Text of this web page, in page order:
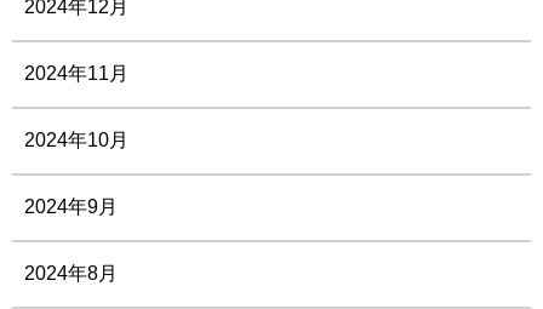
2024年12月
2024年11月
2024年10月
2024年9月
2024年8月